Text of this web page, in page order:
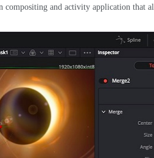
compositing and activity application that